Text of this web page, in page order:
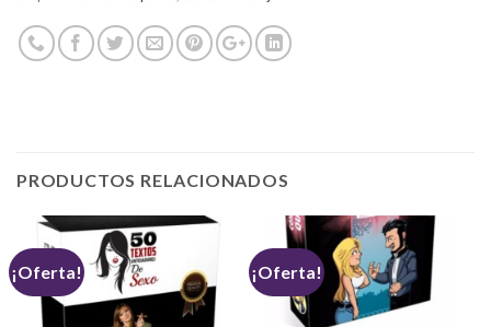
PRODUCTOS RELACIONADOS
¡Oferta! ¡Oferta!